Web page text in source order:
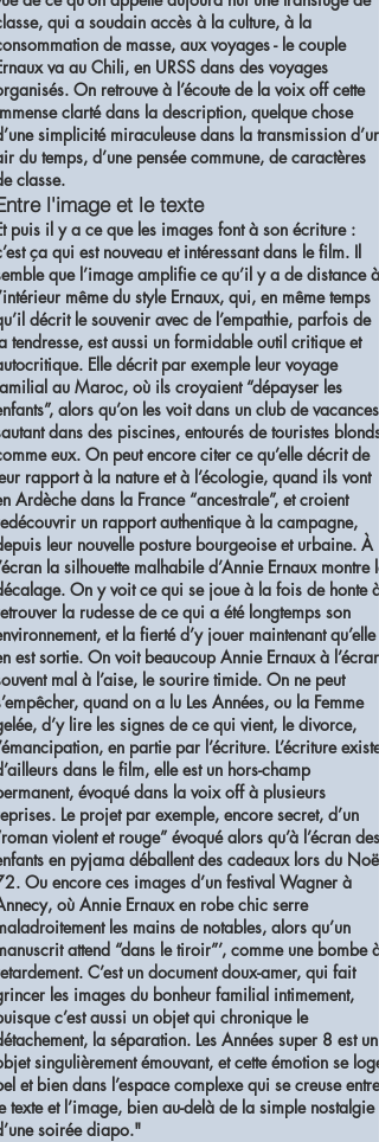
qui a soudain accès à la culture, à la
de masse, aux voyages - le couple
va au Chili, en URSS dans des voyages
On retrouve à l’écoute de la voix off cette
clarté dans la description, quelque chose
simplicité miraculeuse dans la transmission d’un
du temps, d’une pensée commune, de caractères
classe.
l'image et le texte
puis il y a ce que les images font à son écriture :
ça qui est nouveau et intéressant dans le film. Il
que l’image amplifie ce qu’il y a de distance à
même du style Ernaux, qui, en même temps
décrit le souvenir avec de l’empathie, parfois de
tendresse, est aussi un formidable outil critique et
Elle décrit par exemple leur voyage
au Maroc, où ils croyaient “dépayser les
alors qu’on les voit dans un club de vacances
dans des piscines, entourés de touristes blonds
eux. On peut encore citer ce qu’elle décrit de
rapport à la nature et à l’écologie, quand ils vont
Ardèche dans la France “ancestrale”, et croient
un rapport authentique à la campagne,
leur nouvelle posture bourgeoise et urbaine. À
la silhouette malhabile d’Annie Ernaux montre le
On y voit ce qui se joue à la fois de honte à
la rudesse de ce qui a été longtemps son
et la fierté d’y jouer maintenant qu’elle
est sortie. On voit beaucoup Annie Ernaux à l’écran,
mal à l’aise, le sourire timide. On ne peut
quand on a lu Les Années, ou la Femme
d’y lire les signes de ce qui vient, le divorce,
en partie par l’écriture. L’écriture existe
dans le film, elle est un hors-champ
évoqué dans la voix off à plusieurs
Le projet par exemple, encore secret, d’un
violent et rouge” évoqué alors qu’à l’écran des
en pyjama déballent des cadeaux lors du Noël
Ou encore ces images d’un festival Wagner à
où Annie Ernaux en robe chic serre
les mains de notables, alors qu’un
attend “dans le tiroir”’, comme une bombe à
C’est un document doux-amer, qui fait
les images du bonheur familial intimement,
c’est aussi un objet qui chronique le
la séparation. Les Années super 8 est un
singulièrement émouvant, et cette émotion se loge
et bien dans l’espace complexe qui se creuse entre
texte et l’image, bien au-delà de la simple nostalgie
soirée diapo."